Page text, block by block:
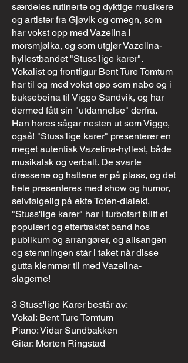
særdeles rutinerte og dyktige musikere
og artister fra Gjøvik og omegn, som
har vokst opp med Vazelina i
morsmjølka, og som utgjør Vazelina-
hyllestbandet "Stuss'lige karer".
Vokalist og frontfigur Bent Ture Tomtum
har til og med vokst opp som nabo og i
buksebeina til Viggo Sandvik, og har
dermed fått sin "utdannelse" derfra.
Han høres sågar nesten ut som Viggo,
også! "Stuss'lige karer" presenterer en
meget autentisk Vazelina-hyllest, både
musikalsk og verbalt. De svarte
dressene og hattene er på plass, og det
hele presenteres med show og humor,
selvfølgelig på ekte Toten-dialekt.
"Stuss'lige karer" har i turbofart blitt et
populært og ettertraktet band hos
publikum og arrangører, og allsangen
og stemningen står i taket når disse
gutta klemmer til med Vazelina-
slagerne!
3 Stuss'lige Karer består av:
Vokal: Bent Ture Tomtum
Piano: Vidar Sundbakken
Gitar: Morten Ringstad